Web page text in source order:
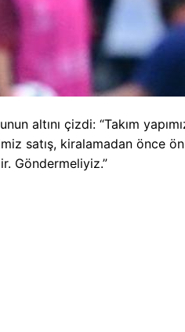
altını çizdi: “Takım
satış, kiralamadan önce
Göndermeliyiz.”